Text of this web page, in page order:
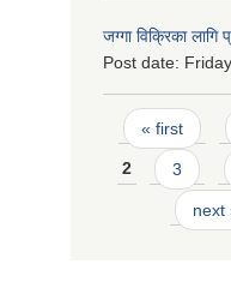
जग्गा विक्रिका लागि
Post date:
Pages
« first
2 3
next